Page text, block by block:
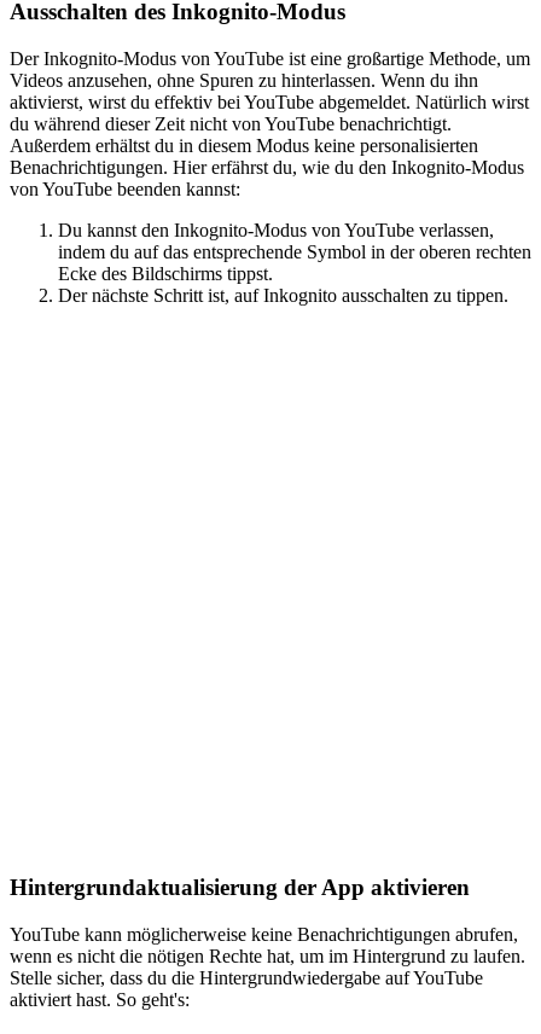
Ausschalten des Inkognito-Modus
Der Inkognito-Modus von YouTube ist eine großartige Methode, um
Videos anzusehen, ohne Spuren zu hinterlassen. Wenn du ihn
aktivierst, wirst du effektiv bei YouTube abgemeldet. Natürlich wirst
du während dieser Zeit nicht von YouTube benachrichtigt.
Außerdem erhältst du in diesem Modus keine personalisierten
Benachrichtigungen. Hier erfährst du, wie du den Inkognito-Modus
von YouTube beenden kannst:
Du kannst den Inkognito-Modus von YouTube verlassen,
indem du auf das entsprechende Symbol in der oberen rechten
Ecke des Bildschirms tippst.
Der nächste Schritt ist, auf Inkognito ausschalten zu tippen.
Hintergrundaktualisierung der App aktivieren
YouTube kann möglicherweise keine Benachrichtigungen abrufen,
wenn es nicht die nötigen Rechte hat, um im Hintergrund zu laufen.
Stelle sicher, dass du die Hintergrundwiedergabe auf YouTube
aktiviert hast. So geht's: